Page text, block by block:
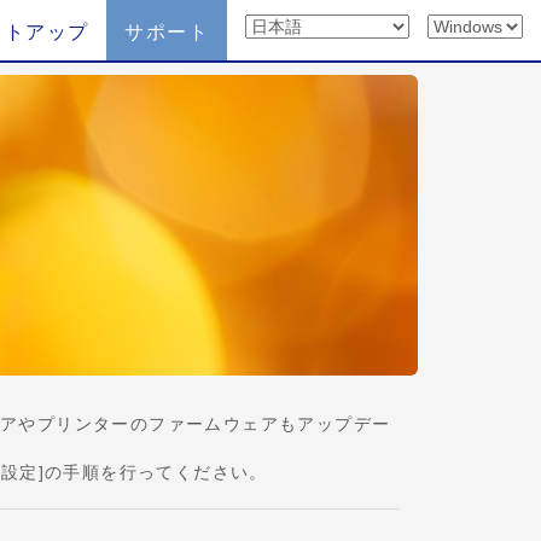
トアップ サポート
プリンターのファームウェアもアップデー
]の手順を行ってください。